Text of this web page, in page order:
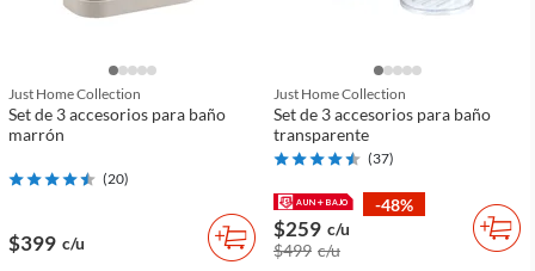
Just Home Collection
Set de 3 accesorios para baño
marrón
(20)
$399 c/u
Just Home Collection
Set de 3 accesorios para baño
transparente
(37)
-48%
$259 c/u
$499 c/u